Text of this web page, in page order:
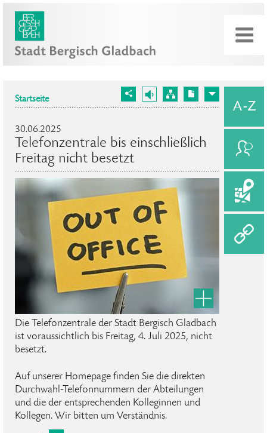
Startseite
30.06.2025
Telefonzentrale bis einschließlich
Freitag nicht besetzt
Die Telefonzentrale der Stadt Bergisch Gladbach
ist voraussichtlich bis Freitag, 4. Juli 2025, nicht
besetzt.
Auf unserer Homepage finden Sie die direkten
Durchwahl-Telefonnummern der Abteilungen
und die der entsprechenden Kolleginnen und
Kollegen. Wir bitten um Verständnis.